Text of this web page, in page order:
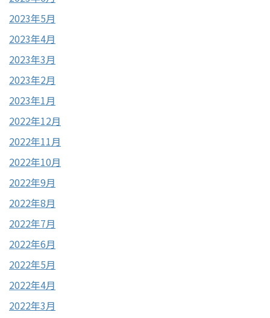
2023年5月
2023年4月
2023年3月
2023年2月
2023年1月
2022年12月
2022年11月
2022年10月
2022年9月
2022年8月
2022年7月
2022年6月
2022年5月
2022年4月
2022年3月